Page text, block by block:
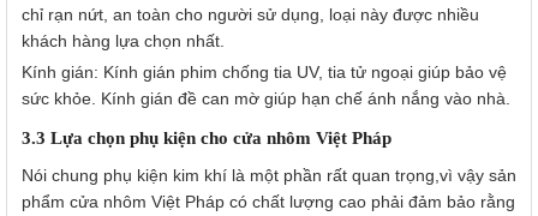
chỉ rạn nứt, an toàn cho người sử dụng, loại này được nhiều
khách hàng lựa chọn nhất.
Kính gián: Kính gián phim chống tia UV, tia tử ngoại giúp bảo vệ
sức khỏe. Kính gián đề can mờ giúp hạn chế ánh nắng vào nhà.
3.3 Lựa chọn phụ kiện cho cửa nhôm Việt Pháp
Nói chung phụ kiện kim khí là một phần rất quan trọng,vì vậy sản
phẩm cửa nhôm Việt Pháp có chất lượng cao phải đảm bảo rằng